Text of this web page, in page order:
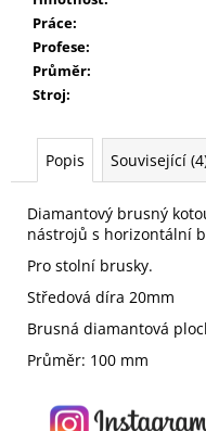
Práce:
Profese:
Průměr:
Stroj:
Popis Související
Diamantový brusný
nástrojů s horizontální
Pro stolní brusky.
Středová díra 20mm
Brusná diamantová
Průměr: 100 mm